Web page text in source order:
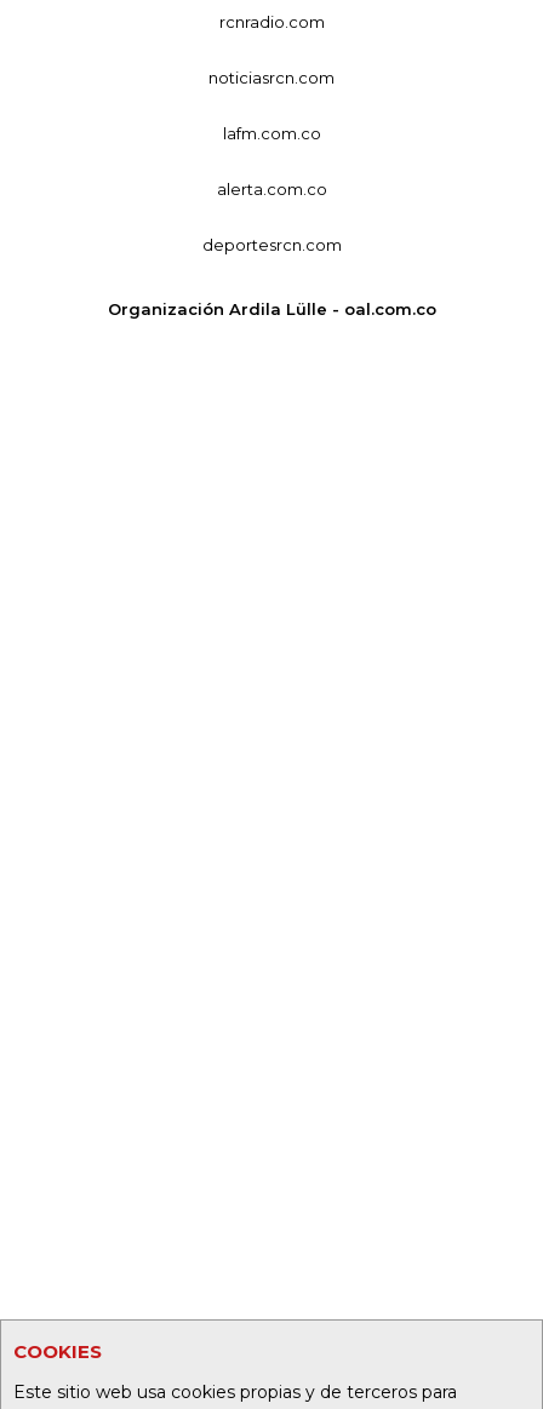
COOKIES
Este sitio web usa cookies propias y de terceros para
rcnradio.com
noticiasrcn.com
lafm.com.co
alerta.com.co
deportesrcn.com
Organización Ardila Lülle - oal.com.co